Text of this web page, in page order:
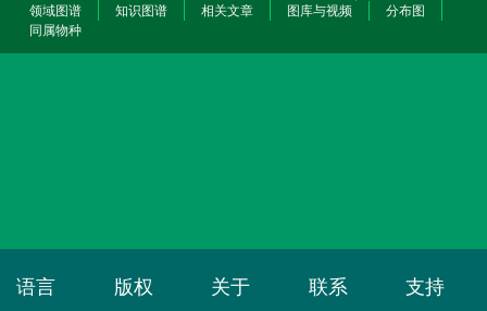
领域图谱
知识图谱 相关文章 图库与视频
分布图
同属物种
语言 版权 关于 联系 支持